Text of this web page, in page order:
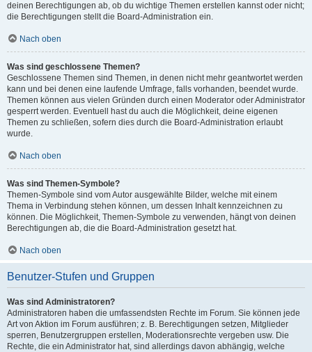
deinen Berechtigungen ab, ob du wichtige Themen erstellen kannst oder nicht;
die Berechtigungen stellt die Board-Administration ein.
Nach oben
Was sind geschlossene Themen?
Geschlossene Themen sind Themen, in denen nicht mehr geantwortet werden
kann und bei denen eine laufende Umfrage, falls vorhanden, beendet wurde.
Themen können aus vielen Gründen durch einen Moderator oder Administrator
gesperrt werden. Eventuell hast du auch die Möglichkeit, deine eigenen
Themen zu schließen, sofern dies durch die Board-Administration erlaubt
wurde.
Nach oben
Was sind Themen-Symbole?
Themen-Symbole sind vom Autor ausgewählte Bilder, welche mit einem
Thema in Verbindung stehen können, um dessen Inhalt kennzeichnen zu
können. Die Möglichkeit, Themen-Symbole zu verwenden, hängt von deinen
Berechtigungen ab, die die Board-Administration gesetzt hat.
Nach oben
Benutzer-Stufen und Gruppen
Was sind Administratoren?
Administratoren haben die umfassendsten Rechte im Forum. Sie können jede
Art von Aktion im Forum ausführen; z. B. Berechtigungen setzen, Mitglieder
sperren, Benutzergruppen erstellen, Moderationsrechte vergeben usw. Die
Rechte, die ein Administrator hat, sind allerdings davon abhängig, welche